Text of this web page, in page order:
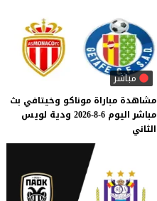
مباشر
مشاهدة مباراة موناكو وخيتافي بث
مباشر اليوم 6-8-2026 ودية لويس
الثاني